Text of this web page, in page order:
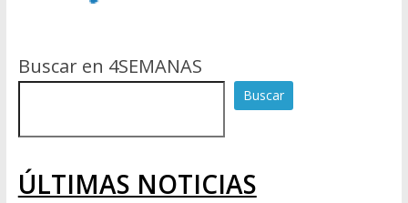
Buscar en 4SEMANAS
Buscar
ÚLTIMAS NOTICIAS